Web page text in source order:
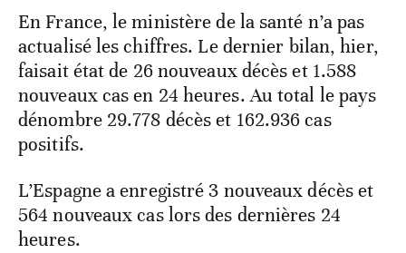
En France, le ministère de la santé n’a pas
actualisé les chiffres. Le dernier bilan, hier,
faisait état de 26 nouveaux décès et 1.588
nouveaux cas en 24 heures. Au total le pays
dénombre 29.778 décès et 162.936 cas
positifs.
L’Espagne a enregistré 3 nouveaux décès et
564 nouveaux cas lors des dernières 24
heures.